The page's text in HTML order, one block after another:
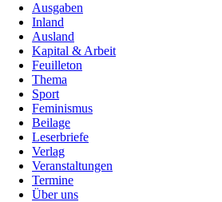
Ausgaben
Inland
Ausland
Kapital & Arbeit
Feuilleton
Thema
Sport
Feminismus
Beilage
Leserbriefe
Verlag
Veranstaltungen
Termine
Über uns